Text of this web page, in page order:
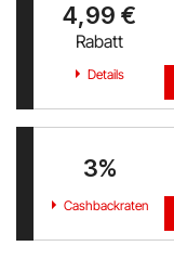
Ulla Popken
Peek &
Lounge by
4,99 €
Rabatt
Details
3%
Cashbackraten